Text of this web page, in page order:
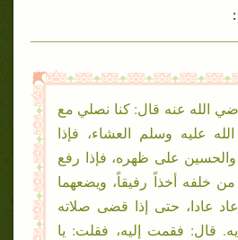
الله عنه قال: كنا نصلي مع
عليه وسلم العشاء، فإذا
على ظهره، فإذا رفع
خلفه أخذاً رفيقاً، ويضعهما
عادا، حتى إذا قضى صلاته
قال: فقمت إليه، فقلت: يا